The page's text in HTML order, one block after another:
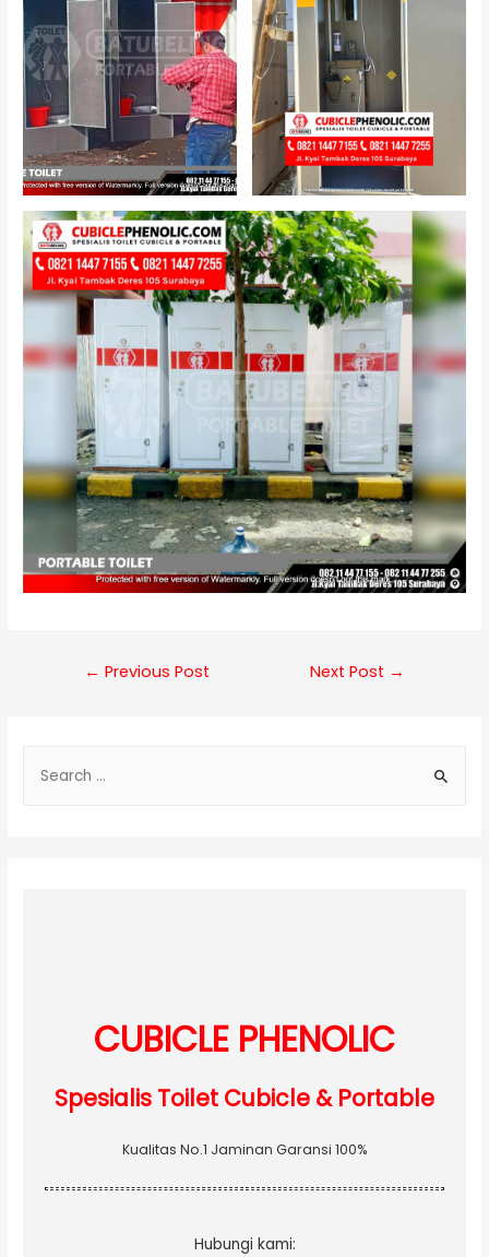
Post
← Previous Post Next Post →
CUBICLE PHENOLIC
Spesialis Toilet Cubicle & Portable
Kualitas No.1 Jaminan Garansi 100%
Hubungi kami: